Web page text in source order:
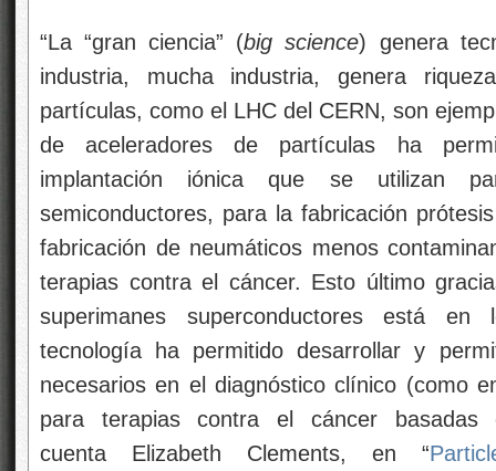
“La “gran ciencia” (big science) genera
industria, mucha industria, genera
partículas, como el LHC del CERN, son
de aceleradores de partículas ha
implantación iónica que se utilizan
semiconductores, para la fabricación
fabricación de neumáticos menos
terapias contra el cáncer. Esto último
superimanes superconductores está en
tecnología ha permitido desarrollar y
necesarios en el diagnóstico clínico (como
para terapias contra el cáncer
cuenta Elizabeth Clements, en “